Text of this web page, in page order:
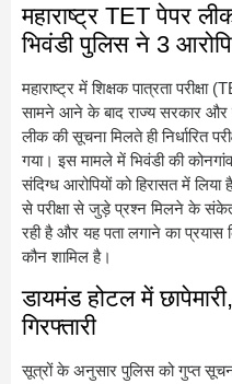
महाराष्ट्र TET पेपर
भिवंडी पुलिस ने 3
महाराष्ट्र में शिक्षक पात्रता
सामने आने के बाद राज्य सरकार
लीक की सूचना मिलते ही निर्धारित
गया। इस मामले में भिवंडी की
संदिग्ध आरोपियों को हिरासत में
से परीक्षा से जुड़े प्रश्न मिलने के
रही है और यह पता लगाने का
कौन शामिल है।
डायमंड होटल में
गिरफ्तारी
सूत्रों के अनुसार पुलिस को गुप्त